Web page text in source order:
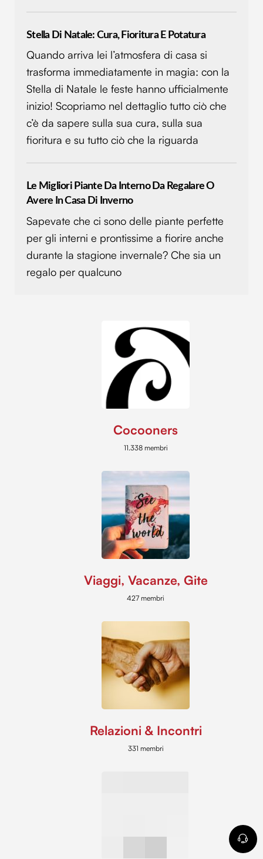
Stella Di Natale: Cura, Fioritura E Potatura
Quando arriva lei l’atmosfera di casa si
trasforma immediatamente in magia: con la
Stella di Natale le feste hanno ufficialmente
inizio! Scopriamo nel dettaglio tutto ciò che
c’è da sapere sulla sua cura, sulla sua
fioritura e su tutto ciò che la riguarda
Le Migliori Piante Da Interno Da Regalare O
Avere In Casa Di Inverno
Sapevate che ci sono delle piante perfette
per gli interni e prontissime a fiorire anche
durante la stagione invernale? Che sia un
regalo per qualcuno
Cocooners
11.338 membri
Viaggi, Vacanze, Gite
427 membri
Relazioni & Incontri
331 membri